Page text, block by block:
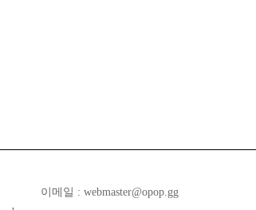
이메일 : webmaster@opop.gg